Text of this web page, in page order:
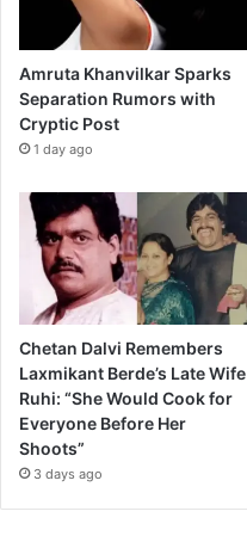
Amruta Khanvilkar Sparks
Separation Rumors with
Cryptic Post
1 day ago
Chetan Dalvi Remembers
Laxmikant Berde’s Late Wife
Ruhi: “She Would Cook for
Everyone Before Her
Shoots”
3 days ago